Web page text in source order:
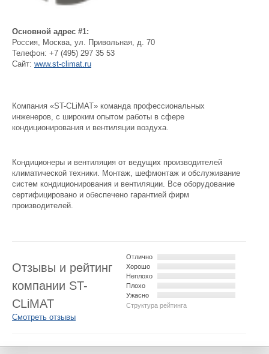
Основной адрес #1:
Россия, Москва, ул. Привольная, д. 70
Телефон: +7 (495) 297 35 53
Сайт: www.st-climat.ru
Компания «ST-CLiMAT» команда профессиональных
инженеров, с широким опытом работы в сфере
кондиционирования и вентиляции воздуха.
Кондиционеры и вентиляция от ведущих производителей
климатической техники. Монтаж, шефмонтаж и обслуживание
систем кондиционирования и вентиляции. Все оборудование
сертифицировано и обеспечено гарантией фирм
производителей.
Структура рейтинга
Отлично
Хорошо
Неплохо
Плохо
Ужасно
Отзывы и рейтинг
компании ST-
CLiMAT
Смотреть отзывы